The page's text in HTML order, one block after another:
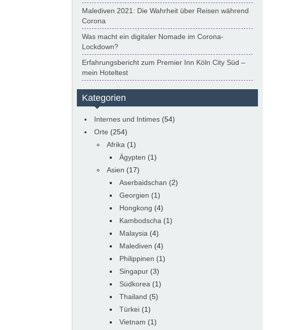
Malediven 2021: Die Wahrheit über Reisen während
Corona
Was macht ein digitaler Nomade im Corona-
Lockdown?
Erfahrungsbericht zum Premier Inn Köln City Süd –
mein Hoteltest
Kategorien
Internes und Intimes (54)
Orte (254)
Afrika (1)
Ägypten (1)
Asien (17)
Aserbaidschan (2)
Georgien (1)
Hongkong (4)
Kambodscha (1)
Malaysia (4)
Malediven (4)
Philippinen (1)
Singapur (3)
Südkorea (1)
Thailand (5)
Türkei (1)
Vietnam (1)